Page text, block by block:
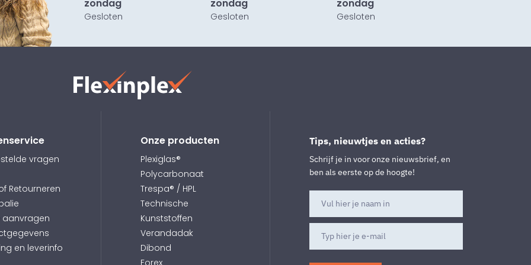
Je voorkomt
een strakke
gelijkmatige
verbinding
en is
als
zondag
Gesloten
zondag
Gesloten
zondag
Gesloten
vragen
Retourneren
aanvragen
en leverinfo
Onze producten
Plexiglas®
Polycarbonaat
Trespa® / HPL
Technische
Kunststoffen
Verandadak
Dibond
Forex
Tips, nieuwtjes en acties?
Schrijf je in voor onze nieuwsbrief, en
ben als eerste op de hoogte!